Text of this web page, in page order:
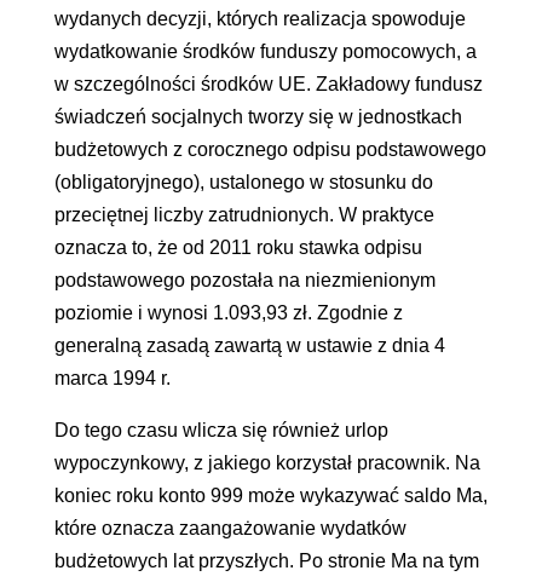
wydanych decyzji, których realizacja spowoduje
wydatkowanie środków funduszy pomocowych, a
w szczególności środków UE. Zakładowy fundusz
świadczeń socjalnych tworzy się w jednostkach
budżetowych z corocznego odpisu podstawowego
(obligatoryjnego), ustalonego w stosunku do
przeciętnej liczby zatrudnionych. W praktyce
oznacza to, że od 2011 roku stawka odpisu
podstawowego pozostała na niezmienionym
poziomie i wynosi 1.093,93 zł. Zgodnie z
generalną zasadą zawartą w ustawie z dnia 4
marca 1994 r.
Do tego czasu wlicza się również urlop
wypoczynkowy, z jakiego korzystał pracownik. Na
koniec roku konto 999 może wykazywać saldo Ma,
które oznacza zaangażowanie wydatków
budżetowych lat przyszłych. Po stronie Ma na tym